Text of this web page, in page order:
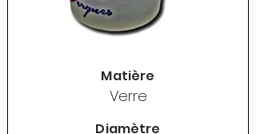
Matière
Verre
Diamètre